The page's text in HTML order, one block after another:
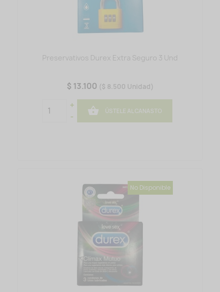
Preservativos Durex Extra Seguro 3 Und
$ 13.100 ($ 8.500 Unidad)
+
-
 ÚSTELE AL CANASTO
No Disponible